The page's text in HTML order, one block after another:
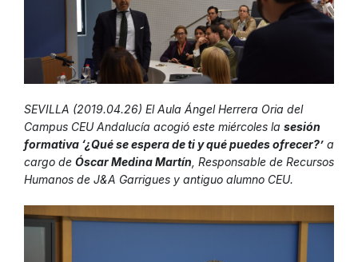
SEVILLA (2019.04.26) El Aula Ángel Herrera Oria del
Campus CEU Andalucía acogió este miércoles la sesión
formativa ‘¿Qué se espera de ti y qué puedes ofrecer?’ a
cargo de Óscar Medina Martín , Responsable de Recursos
Humanos de J&A Garrigues y antiguo alumno CEU.